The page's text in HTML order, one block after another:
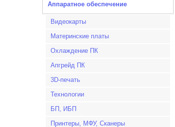
Аппаратное обеспечение
Видеокарты
Материнские платы
Охлаждение ПК
Апгрейд ПК
3D-печать
Технологии
БП, ИБП
Принтеры, МФУ, Сканеры